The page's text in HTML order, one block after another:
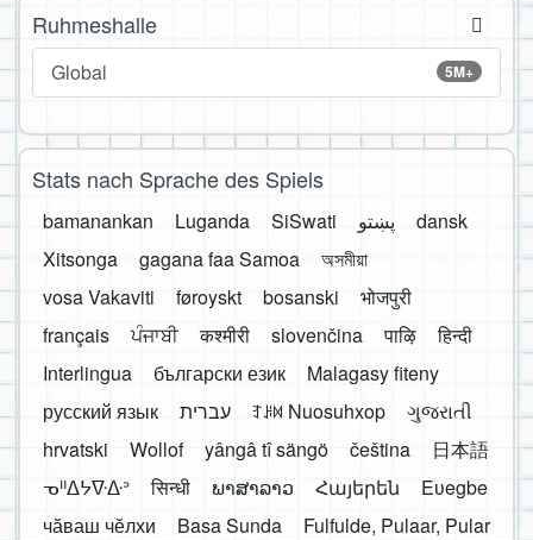
Ruhmeshalle
5M+
Global
Stats nach Sprache des Spiels
bamanankan Luganda SiSwati پښتو
dansk
Xitsonga
gagana faa Samoa
অসমীয়া
vosa Vakaviti
føroyskt bosanski
भोजपुरी
français
ਪੰਜਾਬੀ कश्मीरी slovenčina पाऴि
हिन्दी
Interlingua
български език
Malagasy fiteny
русский язык
עברית ꆈꌠ꒿ Nuosuhxop
ગુજરાતી
hrvatski
Wollof yângâ tî sängö čeština
日本語
ᓀᐦᐃᔭᐍᐏᐣ
सिन्धी ພາສາລາວ Հայերեն
Eʋegbe
чӑваш чӗлхи
Basa Sunda
Fulfulde, Pulaar, Pular